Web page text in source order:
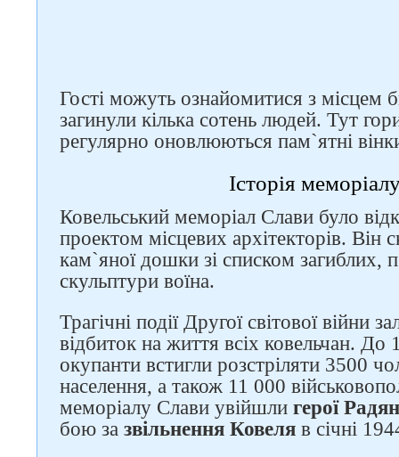
Гості можуть ознайомитися з місцем
загинули кілька сотень людей. Тут
регулярно оновлюються пам`ятні
Історія
Ковельський меморіал Слави було
проектом місцевих архітекторів. Він
кам`яної дошки зі списком загиблих,
скульптури воїна.
Трагічні події Другої світової війни
відбиток на життя всіх ковельчан. До
окупанти встигли розстріляти 3500
населення, а також 11 000
меморіалу Слави увійшли герої
бою за звільнення Ковеля в січні
Слідкуйте за нами в
соцмережах